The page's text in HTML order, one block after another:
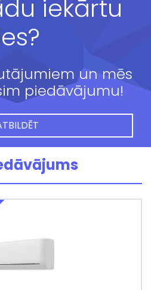
iekārtu
un mēs
piedāvājumu!